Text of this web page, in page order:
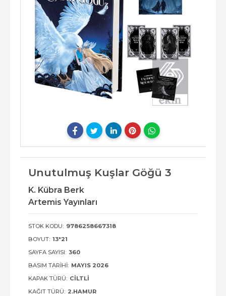
Unutulmuş Kuşlar Göğü 3
K. Kübra Berk
Artemis Yayınları
STOK KODU: 9786258667318
BOYUT: 13*21
SAYFA SAYISI: 360
BASIM TARIHI: MAYIS 2026
KAPAK TÜRÜ: CILTLI
KAĞIT TÜRÜ: 2.HAMUR